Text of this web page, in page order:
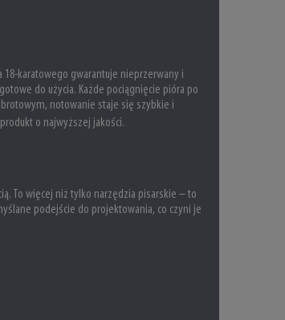
karatowego gwarantuje nieprzerwany i
do użycia. Każde pociągnięcie pióra po
notowanie staje się szybkie i
o najwyższej jakości.
To więcej niż tylko narzędzia pisarskie – to
podejście do projektowania, co czyni je